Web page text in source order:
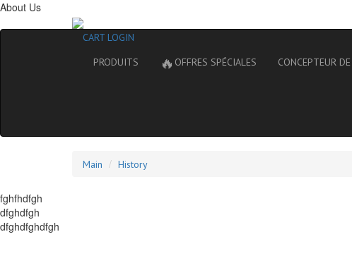
About Us
CART LOGIN
PRODUITS
🔥 OFFRES SPÉCIALES CONCEPTEUR
Main History
fghfhdfgh
dfghdfgh
dfghdfghdfgh